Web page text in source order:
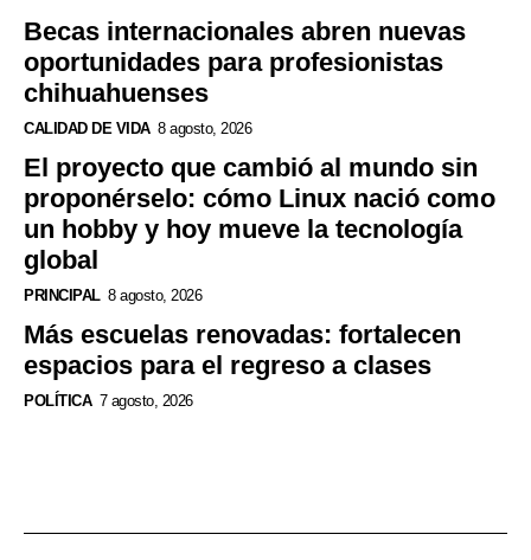
Becas internacionales abren nuevas
oportunidades para profesionistas
chihuahuenses
CALIDAD DE VIDA 8 agosto, 2026
El proyecto que cambió al mundo sin
proponérselo: cómo Linux nació como
un hobby y hoy mueve la tecnología
global
PRINCIPAL 8 agosto, 2026
Más escuelas renovadas: fortalecen
espacios para el regreso a clases
POLÍTICA 7 agosto, 2026